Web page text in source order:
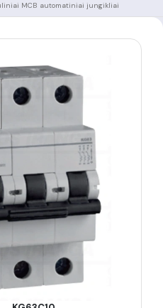
MCB automatiniai jungikliai